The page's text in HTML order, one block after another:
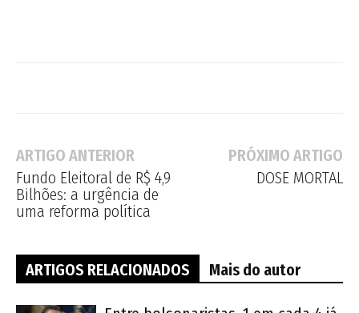
ARTIGO ANTERIOR
Fundo Eleitoral de R$ 4,9
Bilhões: a urgência de
uma reforma política
PRÓXIMO ARTIGO
DOSE MORTAL
ARTIGOS RELACIONADOS Mais do autor